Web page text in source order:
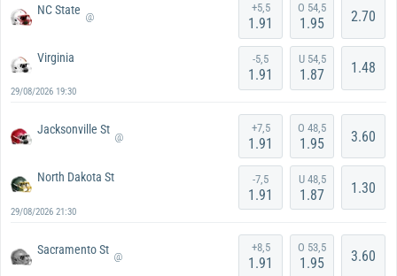
NC State
@
Virginia
29/08/2026 19:30
+5,5
1.91
-5,5
1.91
O 54,5
1.95
U 54,5
1.87
2.70
1.48
Jacksonville St
@
North Dakota St
29/08/2026 21:30
+7,5
1.91
-7,5
1.91
O 48,5
1.95
U 48,5
1.87
3.60
1.30
Sacramento St
@
+8,5
1.91
O 53,5
1.95 3.60